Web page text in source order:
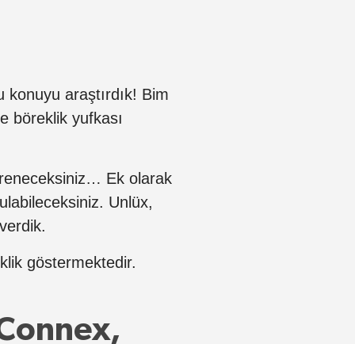
konuyu araştırdık! Bim
böreklik yufkası
Ek olarak
Unlüx,
göstermektedir.